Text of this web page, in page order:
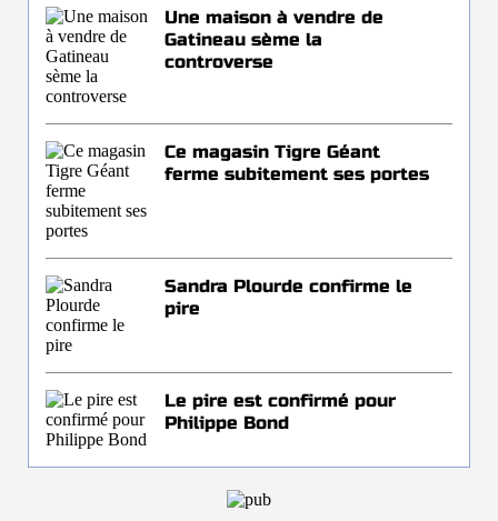
Une maison à vendre de
Gatineau sème la
controverse
Ce magasin Tigre Géant
ferme subitement ses portes
Sandra Plourde confirme le
pire
Le pire est confirmé pour
Philippe Bond